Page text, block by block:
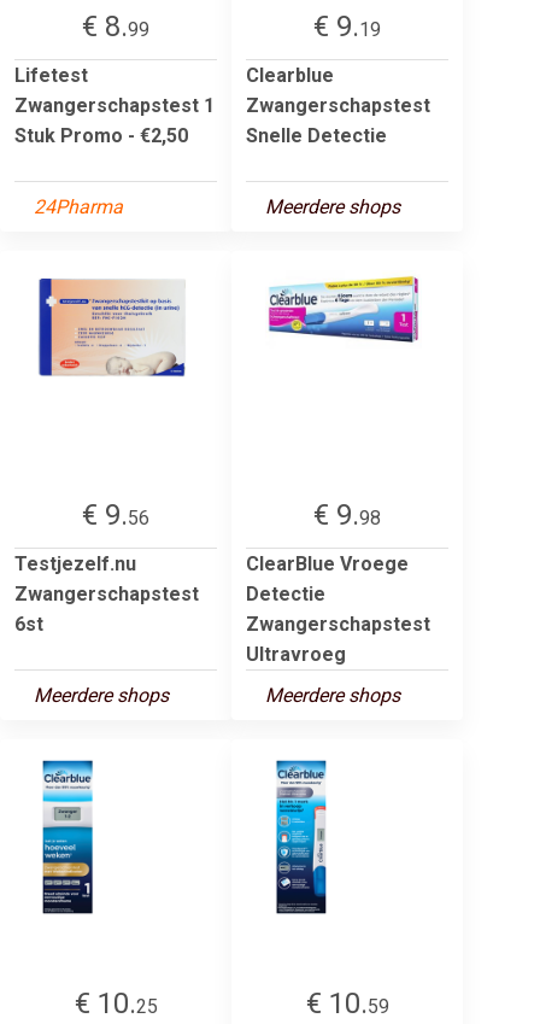
€ 8.99
Lifetest
Zwangerschapstest 1
Stuk Promo - €2,50
24Pharma
€ 9.19
Clearblue
Zwangerschapstest
Snelle Detectie
Meerdere shops
€ 9.56
Testjezelf.nu
Zwangerschapstest
6st
Meerdere shops
€ 9.98
ClearBlue Vroege
Detectie
Zwangerschapstest
Ultravroeg
Meerdere shops
€ 10.25
€ 10.59